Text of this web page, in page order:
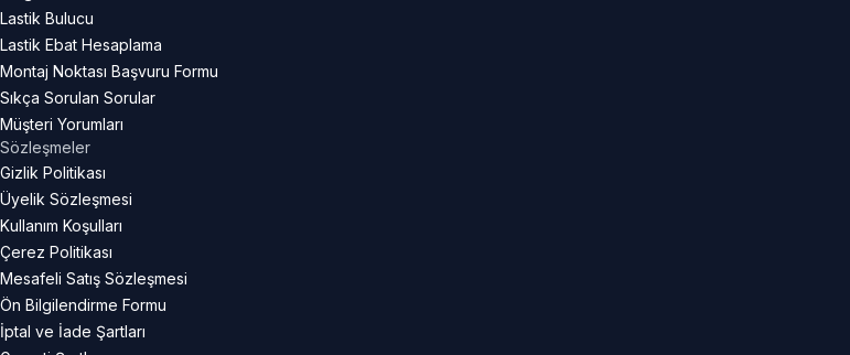
Lastik Bulucu
Lastik Ebat Hesaplama
Montaj Noktası Başvuru Formu
Sıkça Sorulan Sorular
Müşteri Yorumları
Sözleşmeler
Gizlik Politikası
Üyelik Sözleşmesi
Kullanım Koşulları
Çerez Politikası
Mesafeli Satış Sözleşmesi
Ön Bilgilendirme Formu
İptal ve İade Şartları